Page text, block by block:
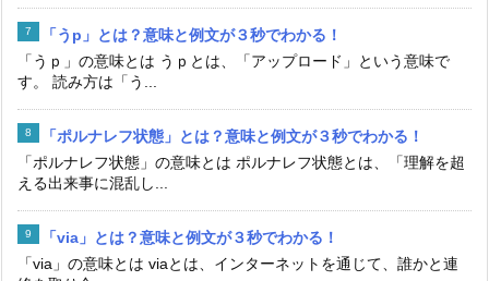
「うp」とは？意味と例文が３秒でわかる！
「うｐ」の意味とは うｐとは、「アップロード」という意味で
す。 読み方は「う...
「ポルナレフ状態」とは？意味と例文が３秒でわかる！
「ポルナレフ状態」の意味とは ポルナレフ状態とは、「理解を超
える出来事に混乱し...
「via」とは？意味と例文が３秒でわかる！
「via」の意味とは viaとは、インターネットを通じて、誰かと連